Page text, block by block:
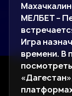
МЕЛБЕТ –
Игра
времени. В